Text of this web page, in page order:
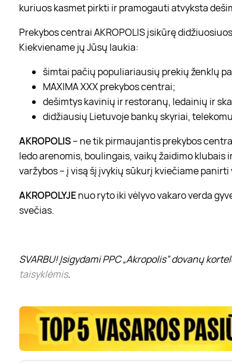
kuriuos kasmet pirkti ir pramogauti atvyksta
Prekybos centrai AKROPOLIS įsikūrę
Kiekviename jų Jūsų laukia:
šimtai pačių populiariausių prekių ženklų
MAXIMA XXX prekybos centrai;
dešimtys kavinių ir restoranų, ledainių ir
didžiausių Lietuvoje bankų skyriai,
AKROPOLIS– ne tik pirmaujantis prekybos
ledo arenomis, boulingais, vaikų žaidimo
varžybos – į visą šį įvykių sūkurį kviečiame panirti
AKROPOLYJEnuo ryto iki vėlyvo vakaro verda
svečias.
SVARBU! Įsigydami PPC „Akropolis” dovanų
taisyklėmis.